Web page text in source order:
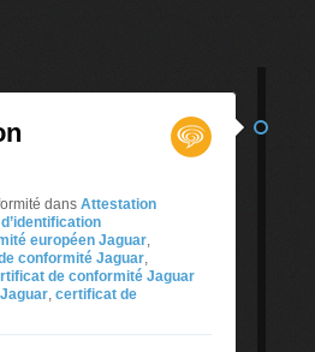
dans Attestation
européen Jaguar
conformité Jaguar
de conformité Jaguar
certificat de